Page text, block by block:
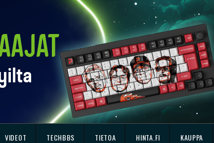
VIDEOT TECHBBS TIETOA HINTA.FI KAUPPA